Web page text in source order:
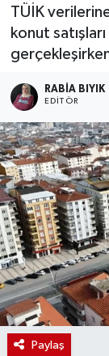
TÜİK
konut
RABIA BIYIK
EDITÖR
Paylaş
Tüm
Son
Haber